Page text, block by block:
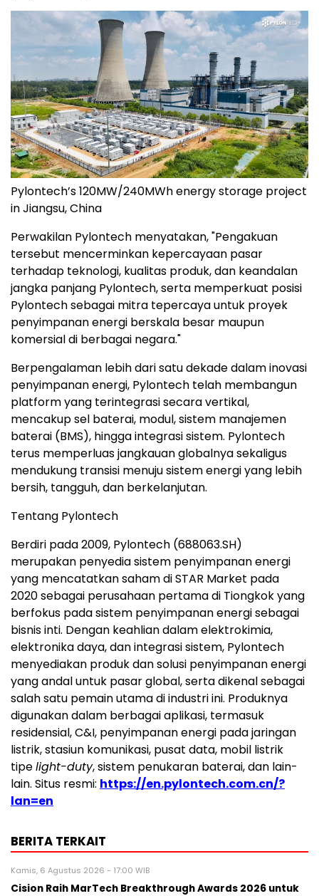
Pylontech’s 120MW/240MWh energy storage project
in Jiangsu, China
Perwakilan Pylontech menyatakan, "Pengakuan
tersebut mencerminkan kepercayaan pasar
terhadap teknologi, kualitas produk, dan keandalan
jangka panjang Pylontech, serta memperkuat posisi
Pylontech sebagai mitra tepercaya untuk proyek
penyimpanan energi berskala besar maupun
komersial di berbagai negara."
Berpengalaman lebih dari satu dekade dalam inovasi
penyimpanan energi, Pylontech telah membangun
platform yang terintegrasi secara vertikal,
mencakup sel baterai, modul, sistem manajemen
baterai (BMS), hingga integrasi sistem. Pylontech
terus memperluas jangkauan globalnya sekaligus
mendukung transisi menuju sistem energi yang lebih
bersih, tangguh, dan berkelanjutan.
Tentang Pylontech
Berdiri pada 2009, Pylontech (688063.SH)
merupakan penyedia sistem penyimpanan energi
yang mencatatkan saham di STAR Market pada
2020 sebagai perusahaan pertama di Tiongkok yang
berfokus pada sistem penyimpanan energi sebagai
bisnis inti. Dengan keahlian dalam elektrokimia,
elektronika daya, dan integrasi sistem, Pylontech
menyediakan produk dan solusi penyimpanan energi
yang andal untuk pasar global, serta dikenal sebagai
salah satu pemain utama di industri ini. Produknya
digunakan dalam berbagai aplikasi, termasuk
residensial, C&I, penyimpanan energi pada jaringan
listrik, stasiun komunikasi, pusat data, mobil listrik
tipelight-duty, sistem penukaran baterai, dan lain-
lain. Situs resmi: https://en.pylontech.com.cn/?
lan=en
BERITA TERKAIT
Kamis, 6 Agustus 2026 - 17:00 WIB
Cision Raih MarTech Breakthrough Awards 2026 untuk